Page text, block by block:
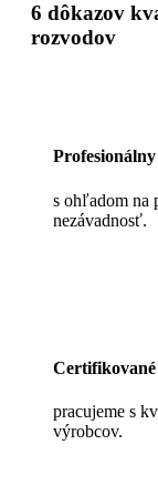
6 dôkazov
rozvodov
s ohľadom na
nezávadnosť.
pracujeme s
výrobcov.